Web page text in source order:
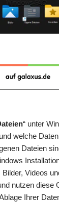
“ unter
welche
Dateien
Videos
nutzen diese
Ihrer